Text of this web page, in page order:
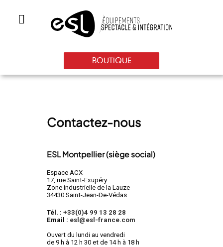
BOUTIQUE
Contactez-nous
ESL Montpellier (siège social)
Espace ACX
17, rue Saint-Exupéry
Zone industrielle de la Lauze
34430 Saint-Jean-De-Védas
Tél. : +33(0)4 99 13 28 28
Email : esl@esl-france.com
Ouvert du lundi au vendredi
de 9 h à 12 h 30 et de 14 h à 18 h